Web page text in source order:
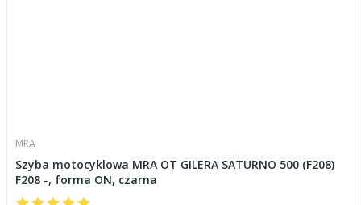
MRA
Szyba motocyklowa MRA OT GILERA SATURNO 500 (F208)
F208 -, forma ON, czarna